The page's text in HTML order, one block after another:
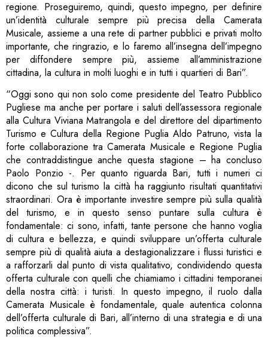
regione. Proseguiremo, quindi, questo impegno, per definire
un’identità culturale sempre più precisa della Camerata
Musicale, assieme a una rete di partner pubblici e privati molto
importante, che ringrazio, e lo faremo all’insegna dell’impegno
per diffondere sempre più, assieme all’amministrazione
cittadina, la cultura in molti luoghi e in tutti i quartieri di Bari”.
“Oggi sono qui non solo come presidente del Teatro Pubblico
Pugliese ma anche per portare i saluti dell’assessora regionale
alla Cultura Viviana Matrangola e del direttore del dipartimento
Turismo e Cultura della Regione Puglia Aldo Patruno, vista la
forte collaborazione tra Camerata Musicale e Regione Puglia
che contraddistingue anche questa stagione – ha concluso
Paolo Ponzio -. Per quanto riguarda Bari, tutti i numeri ci
dicono che sul turismo la città ha raggiunto risultati quantitativi
straordinari. Ora è importante investire sempre più sulla qualità
del turismo, e in questo senso puntare sulla cultura è
fondamentale: ci sono, infatti, tante persone che hanno voglia
di cultura e bellezza, e quindi sviluppare un’offerta culturale
sempre più di qualità aiuta a destagionalizzare i flussi turistici e
a rafforzarli dal punto di vista qualitativo, condividendo questa
offerta culturale con quelli che chiamiamo i cittadini temporanei
della nostra città: i turisti. In questo impegno, il ruolo dalla
Camerata Musicale è fondamentale, quale autentica colonna
dell’offerta culturale di Bari, all’interno di una strategia e di una
politica complessiva”.